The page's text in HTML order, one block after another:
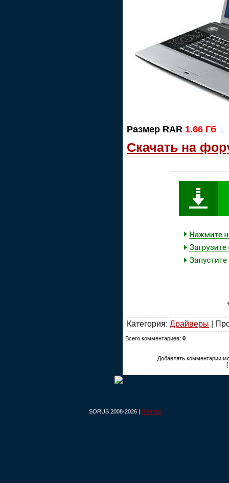
Размер RAR 1.66 Гб
Скачать на
Категория: Драйверы |
Всего комментариев: 0
Добавлять комментарии
[
SORUS 2008-2026 | Sitemap